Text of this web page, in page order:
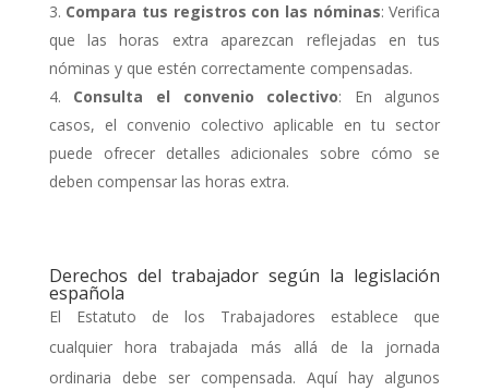
Compara tus registros con las nóminas: Verifica
que las horas extra aparezcan reflejadas en tus
nóminas y que estén correctamente compensadas.
Consulta el convenio colectivo: En algunos
casos, el convenio colectivo aplicable en tu sector
puede ofrecer detalles adicionales sobre cómo se
deben compensar las horas extra.
Derechos del trabajador según la legislación
española
El Estatuto de los Trabajadores establece que
cualquier hora trabajada más allá de la jornada
ordinaria debe ser compensada. Aquí hay algunos